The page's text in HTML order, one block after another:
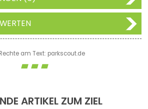
am Text: parkscout.de
ARTIKEL ZUM ZIEL